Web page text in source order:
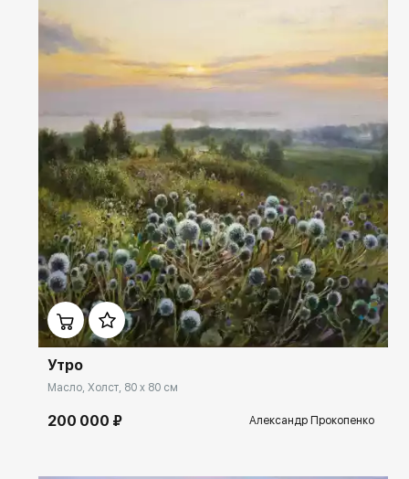
Домен: rakovgallery.ru
Утро
Масло, Холст, 80 x 80 см
200 000 ₽ Александр Прокопенко